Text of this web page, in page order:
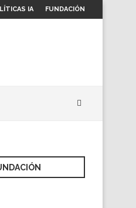
IA FUNDACIÓN